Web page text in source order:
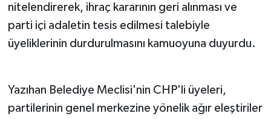
nitelendirerek, ihraç kararının geri alınması ve
parti içi adaletin tesis edilmesi talebiyle
üyeliklerinin durdurulmasını kamuoyuna duyurdu.
Yazıhan Belediye Meclisi'nin CHP'li üyeleri,
partilerinin genel merkezine yönelik ağır eleştiriler